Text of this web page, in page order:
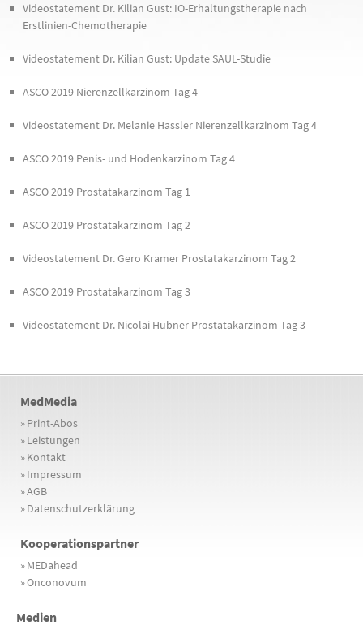
Videostatement Dr. Kilian Gust: IO-Erhaltungstherapie nach
Erstlinien-Chemotherapie
Videostatement Dr. Kilian Gust: Update SAUL-Studie
ASCO 2019 Nierenzellkarzinom Tag 4
Videostatement Dr. Melanie Hassler Nierenzellkarzinom Tag 4
ASCO 2019 Penis- und Hodenkarzinom Tag 4
ASCO 2019 Prostatakarzinom Tag 1
ASCO 2019 Prostatakarzinom Tag 2
Videostatement Dr. Gero Kramer Prostatakarzinom Tag 2
ASCO 2019 Prostatakarzinom Tag 3
Videostatement Dr. Nicolai Hübner Prostatakarzinom Tag 3
MedMedia
»Print-Abos
»Leistungen
»Kontakt
»Impressum
»AGB
»Datenschutzerklärung
Kooperationspartner
»MEDahead
»Onconovum
Medien